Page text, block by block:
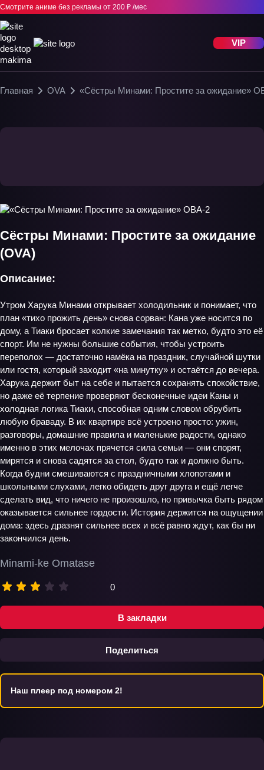
Смотрите аниме без рекламы от 200 ₽ /мес
VIP
Главная OVA «Сёстры Минами: Простите за ожидание»
В закладки
Поделиться
Сёстры Минами: Простите за ожидание
(OVA)
Minami-ke Omatase
0
Описание:
Утром Харука Минами открывает холодильник и понимает, что
план «тихо прожить день» снова сорван: Кана уже носится по
дому, а Тиаки бросает колкие замечания так метко, будто это её
спорт. Им не нужны большие события, чтобы устроить
переполох — достаточно намёка на праздник, случайной шутки
или гостя, который заходит «на минутку» и остаётся до вечера.
Харука держит быт на себе и пытается сохранять спокойствие,
но даже её терпение проверяют бесконечные идеи Каны и
холодная логика Тиаки, способная одним словом обрубить
любую браваду. В их квартире всё устроено просто: ужин,
разговоры, домашние правила и маленькие радости, однако
именно в этих мелочах прячется сила семьи — они спорят,
мирятся и снова садятся за стол, будто так и должно быть.
Когда будни смешиваются с праздничными хлопотами и
школьными слухами, легко обидеть друг друга и ещё легче
сделать вид, что ничего не произошло, но привычка быть рядом
оказывается сильнее гордости. История держится на ощущении
дома: здесь дразнят сильнее всех и всё равно ждут, как бы ни
закончился день.
Наш плеер под номером 2!